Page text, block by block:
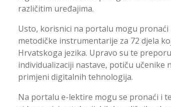
različitim uređajima.
Usto, korisnici na portalu mogu
metodičke instrumentarije za 72 djela
Hrvatskoga jezika. Upravo su te
individualizaciji nastave, potiču učenike
primjeni digitalnih tehnologija.
Na portalu e-lektire mogu se pronaći i